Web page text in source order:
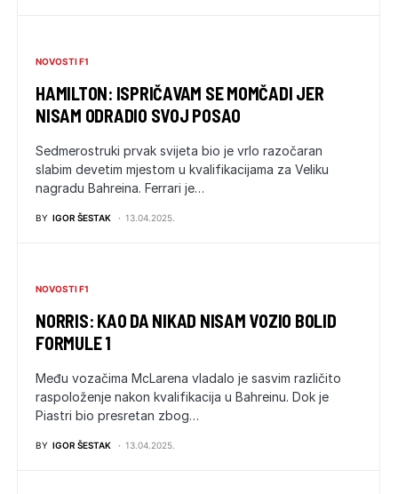
NOVOSTI F1
HAMILTON: ISPRIČAVAM SE MOMČADI JER
NISAM ODRADIO SVOJ POSAO
Sedmerostruki prvak svijeta bio je vrlo razočaran
slabim devetim mjestom u kvalifikacijama za Veliku
nagradu Bahreina. Ferrari je…
BY IGOR ŠESTAK 13.04.2025.
NOVOSTI F1
NORRIS: KAO DA NIKAD NISAM VOZIO BOLID
FORMULE 1
Među vozačima McLarena vladalo je sasvim različito
raspoloženje nakon kvalifikacija u Bahreinu. Dok je
Piastri bio presretan zbog…
BY IGOR ŠESTAK 13.04.2025.